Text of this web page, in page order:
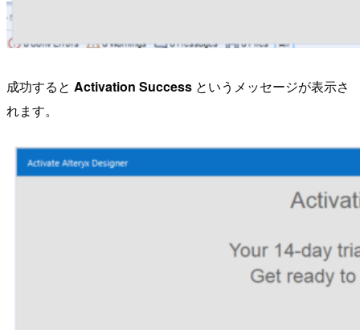
成功すると Activation Success というメッセージが表示さ
れます。